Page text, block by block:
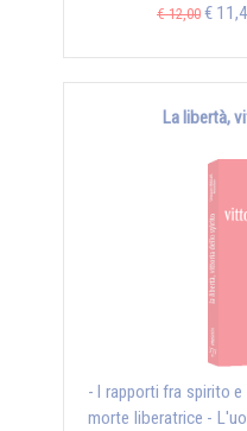
€ 12,00 €
La libertà,
- I rapporti fra spirito
morte liberatrice -